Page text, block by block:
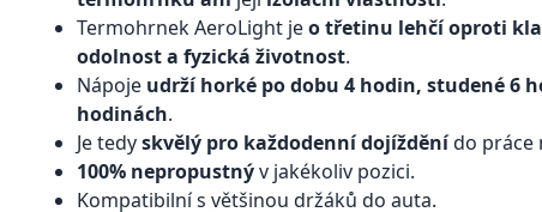
Termohrnek AeroLight jeo třetinu lehčí oproti
odolnost a fyzická životnost.
Nápoje udrží horké po dobu 4 hodin, studené 6
hodinách.
Je tedyskvělý pro každodenní dojížděnído práce
100% nepropustnýv jakékoliv pozici.
Kompatibilní s většinou držáků do auta.